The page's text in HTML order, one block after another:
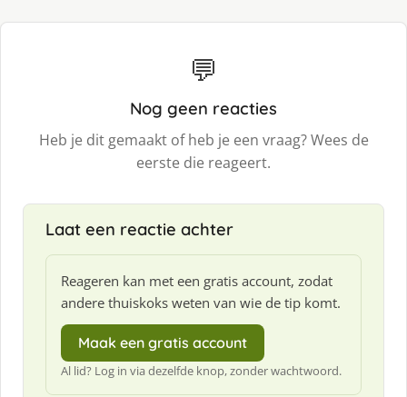
💬
Nog geen reacties
Heb je dit gemaakt of heb je een vraag? Wees de
eerste die reageert.
Laat een reactie achter
Reageren kan met een gratis account, zodat
andere thuiskoks weten van wie de tip komt.
Maak een gratis account
Al lid? Log in via dezelfde knop, zonder wachtwoord.